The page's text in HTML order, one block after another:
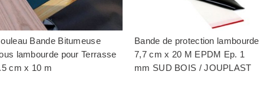
Bande Bitumeuse
lambourde pour Terrasse
cm x 10 m
Bande de protection lambourde
7,7 cm x 20 M EPDM Ep. 1
mm SUD BOIS / JOUPLAST